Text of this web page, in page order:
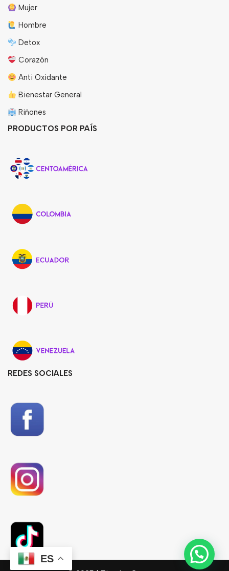
Mujer
Hombre
Detox
Corazón
Anti Oxidante
Bienestar General
Riñones
PRODUCTOS POR PAÍS
REDES SOCIALES
ES